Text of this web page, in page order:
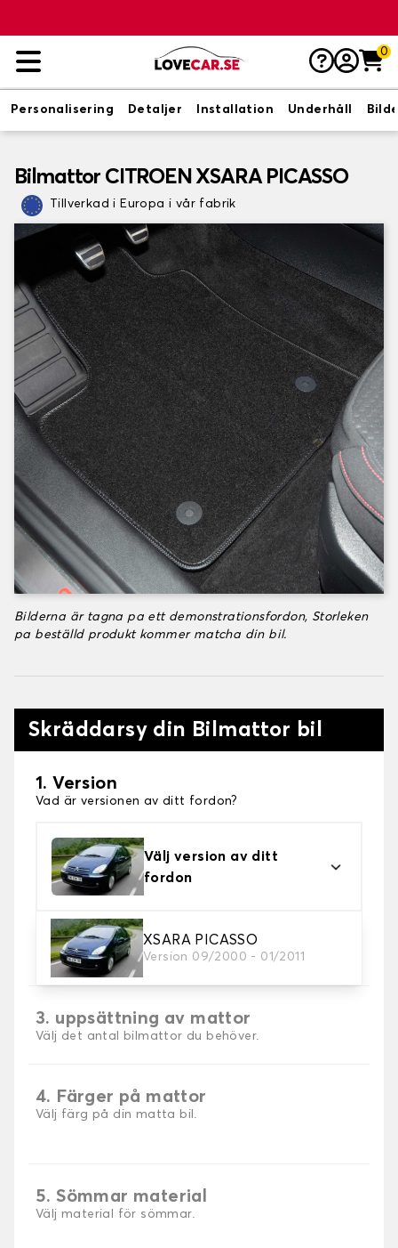
0
Personalisering Detaljer Installation Underhåll
Bilmattor CITROEN XSARA PICASSO
Tillverkad i Europa i vår fabrik
Bilderna är tagna pa ett demonstrationsfordon, Storleken
pa beställd produkt kommer matcha din bil.
Skräddarsy din Bilmattor bil
1. Version
Vad är versionen av ditt fordon?
Välj version av ditt
fordon
XSARA PICASSO
Version 09/2000 - 01/2011
2. Material
Välj material för din bilmatta.
3. uppsättning av mattor
Välj det antal bilmattor du behöver.
4. Färger på mattor
Välj färg på din matta bil.
5. Sömmar material
Välj material för sömmar.